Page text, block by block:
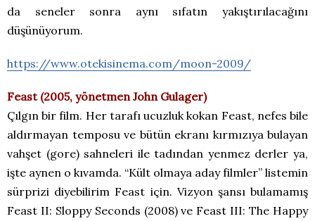
da seneler sonra aynı sıfatın yakıştırılacağını
düşünüyorum.
https://www.otekisinema.com/moon-2009/
Feast (2005, yönetmen John Gulager)
Çılgın bir film. Her tarafı ucuzluk kokan Feast, nefes bile
aldırmayan temposu ve bütün ekranı kırmızıya bulayan
vahşet (gore) sahneleri ile tadından yenmez derler ya,
işte aynen o kıvamda. “Kült olmaya aday filmler” listemin
sürprizi diyebilirim Feast için. Vizyon şansı bulamamış
Feast II: Sloppy Seconds (2008) ve Feast III: The Happy